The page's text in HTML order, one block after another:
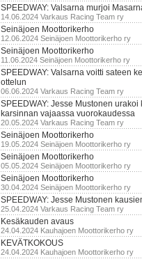
SPEEDWAY: Valsarna murjoi
14.06.2024 Varkaus Racing Team ry
Seinäjoen Moottorikerho
12.06.2024 Seinäjoen Moottorikerho ry
Seinäjoen Moottorikerho
11.06.2024 Seinäjoen Moottorikerho ry
SPEEDWAY: Valsarna voitti sateen
ottelun
06.06.2024 Varkaus Racing Team ry
SPEEDWAY: Jesse Mustonen urakoi
karsinnan vajaassa vuorokaudessa
20.05.2024 Varkaus Racing Team ry
Seinäjoen Moottorikerho
19.05.2024 Seinäjoen Moottorikerho ry
Seinäjoen Moottorikerho
05.05.2024 Seinäjoen Moottorikerho ry
Seinäjoen Moottorikerho
30.04.2024 Seinäjoen Moottorikerho ry
SPEEDWAY: Jesse Mustonen
25.04.2024 Varkaus Racing Team ry
Kesäkauden avaus
24.04.2024 Kauhajoen Moottorikerho ry
KEVÄTKOKOUS
24.04.2024 Kauhajoen Moottorikerho ry